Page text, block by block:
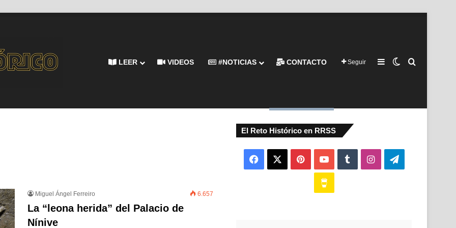
LEER VIDEOS #NOTICIAS CONTACTO Seguir Barra lateral
Switch skin
Miguel Ángel Ferreiro 6.657
La “leona herida” del Palacio de
Nínive
El Reto Histórico en RRSS
Facebook PinterestYouTubeTumblrInstagramTelegram